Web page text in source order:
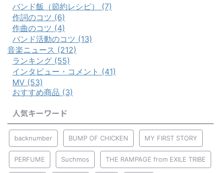
バンド飯（節約レシピ） (7)
作詞のコツ (6)
作曲のコツ (4)
バンド活動のコツ (13)
音楽ニュース (212)
ランキング (55)
インタビュー・コメント (41)
MV (53)
おすすめ商品 (3)
人気キーワード
backnumber BUMP OF CHICKEN MY FIRST STORY
PERFUME Suchmos THE RAMPAGE from EXILE TRIBE